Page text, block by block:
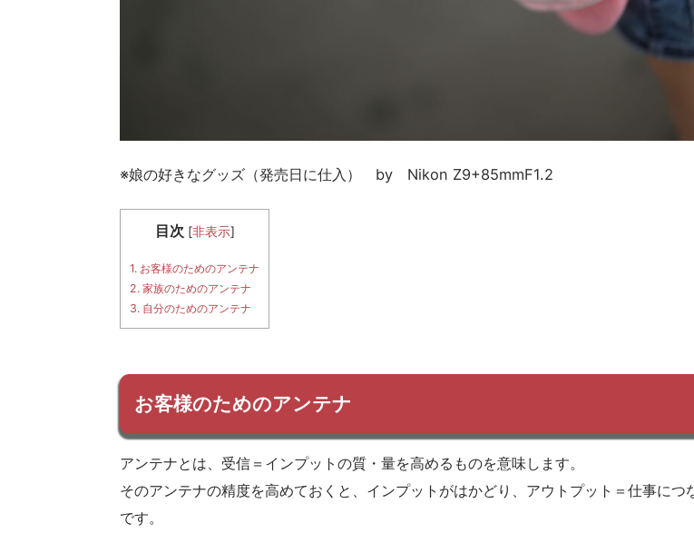
※娘の好きなグッズ（発売日に仕入） by Nikon Z9+85mmF1.2
目次 [非表示]
1. お客様のためのアンテナ
2. 家族のためのアンテナ
3. 自分のためのアンテナ
お客様のためのアンテナ
アンテナとは、受信＝インプットの質・量を高めるものを意味します。
そのアンテナの精度を高めておくと、インプットがはかどり、アウトプット＝仕事につ
です。